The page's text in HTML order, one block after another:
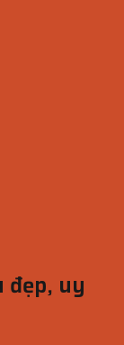
đẹp, uy